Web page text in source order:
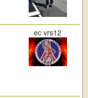
ec vrs12